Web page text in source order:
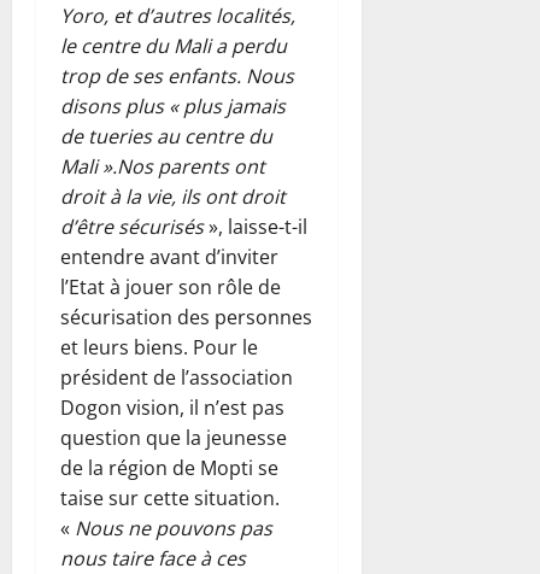
Yoro, et d’autres localités,
le centre du Mali a perdu
trop de ses enfants. Nous
disons plus « plus jamais
de tueries au centre du
Mali ».Nos parents ont
droit à la vie, ils ont droit
d’être sécurisés», laisse-t-il
entendre avant d’inviter
l’Etat à jouer son rôle de
sécurisation des personnes
et leurs biens. Pour le
président de l’association
Dogon vision, il n’est pas
question que la jeunesse
de la région de Mopti se
taise sur cette situation.
« Nous ne pouvons pas
nous taire face à ces